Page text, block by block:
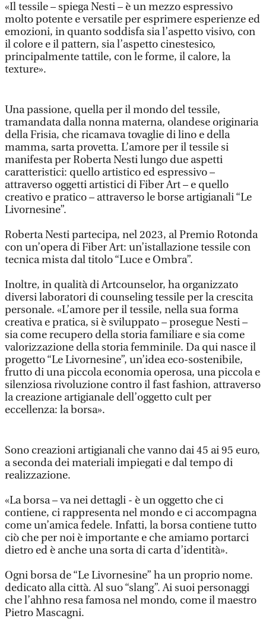
«Il tessile – spiega Nesti – è un mezzo espressivo
molto potente e versatile per esprimere esperienze ed
emozioni, in quanto soddisfa sia l’aspetto visivo, con
il colore e il pattern, sia l’aspetto cinestesico,
principalmente tattile, con le forme, il calore, la
texture».
Una passione, quella per il mondo del tessile,
tramandata dalla nonna materna, olandese originaria
della Frisia, che ricamava tovaglie di lino e della
mamma, sarta provetta. L’amore per il tessile si
manifesta per Roberta Nesti lungo due aspetti
caratteristici: quello artistico ed espressivo –
attraverso oggetti artistici di Fiber Art – e quello
creativo e pratico – attraverso le borse artigianali “Le
Livornesine”.
Roberta Nesti partecipa, nel 2023, al Premio Rotonda
con un’opera di Fiber Art: un’istallazione tessile con
tecnica mista dal titolo “Luce e Ombra”.
Inoltre, in qualità di Artcounselor, ha organizzato
diversi laboratori di counseling tessile per la crescita
personale. «L’amore per il tessile, nella sua forma
creativa e pratica, si è sviluppato – prosegue Nesti –
sia come recupero della storia familiare e sia come
valorizzazione della storia femminile. Da qui nasce il
progetto “Le Livornesine”, un’idea eco-sostenibile,
frutto di una piccola economia operosa, una piccola e
silenziosa rivoluzione contro il fast fashion, attraverso
la creazione artigianale dell’oggetto cult per
eccellenza: la borsa».
Sono creazioni artigianali che vanno dai 45 ai 95 euro,
a seconda dei materiali impiegati e dal tempo di
realizzazione.
«La borsa – va nei dettagli - è un oggetto che ci
contiene, ci rappresenta nel mondo e ci accompagna
come un’amica fedele. Infatti, la borsa contiene tutto
ciò che per noi è importante e che amiamo portarci
dietro ed è anche una sorta di carta d’identità».
Ogni borsa de “Le Livornesine” ha un proprio nome.
dedicato alla città. Al suo “slang”. Ai suoi personaggi
che l’ahhno resa famosa nel mondo, come il maestro
Pietro Mascagni.